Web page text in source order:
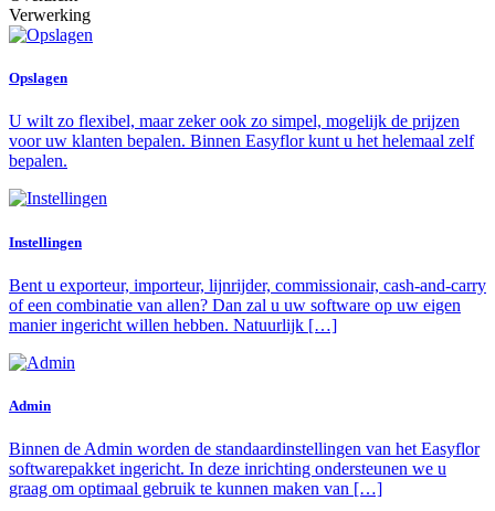
Verwerking
Opslagen
U wilt zo flexibel, maar zeker ook zo simpel, mogelijk de prijzen
voor uw klanten bepalen. Binnen Easyflor kunt u het helemaal zelf
bepalen.
Instellingen
Bent u exporteur, importeur, lijnrijder, commissionair, cash-and-carry
of een combinatie van allen? Dan zal u uw software op uw eigen
manier ingericht willen hebben. Natuurlijk […]
Admin
Binnen de Admin worden de standaardinstellingen van het Easyflor
softwarepakket ingericht. In deze inrichting ondersteunen we u
graag om optimaal gebruik te kunnen maken van […]